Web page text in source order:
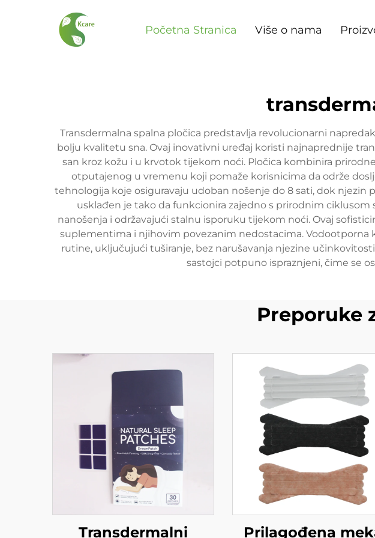
Početna Stranica Više o nama
Transdermalna spalna pločica predstavlja revolucionarni
bolju kvalitetu sna. Ovaj inovativni uređaj koristi najnaprednije
san kroz kožu i u krvotok tijekom noći. Pločica kombinira
otputajenog u vremenu koji pomaže korisnicima da održe
tehnologija koje osiguravaju udoban nošenje do 8 sati, dok
usklađen je tako da funkcionira zajedno s prirodnim
nanošenja i održavajući stalnu isporuku tijekom noći. Ovaj
suplementima i njihovim povezanim nedostacima.
rutine, uključujući tuširanje, bez narušavanja njezine
sastojci potpuno ispraznjeni, čime se
Preporuke
Transdermalni Prilagođena